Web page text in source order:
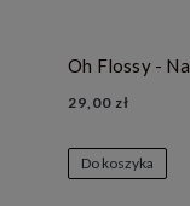
29,00 zł
Do koszyka